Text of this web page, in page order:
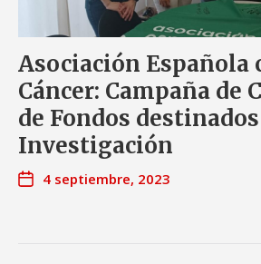
Asociación Española
Cáncer: Campaña de
de Fondos
Investigación
4 septiembre, 2023